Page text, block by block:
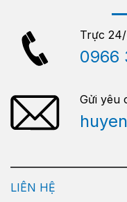
Trực
0966
Gửi yêu
LIÊN HỆ